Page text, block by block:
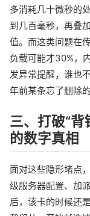
多消耗几十微秒的
到几百毫秒，再叠
值。而这类问题在
负载可能才30%，
发异常提醒，谁也
年前某条忘了删除
三、打破“
的数字真相
面对这些隐形堵点
级服务器配置、加
后，该卡的时候还